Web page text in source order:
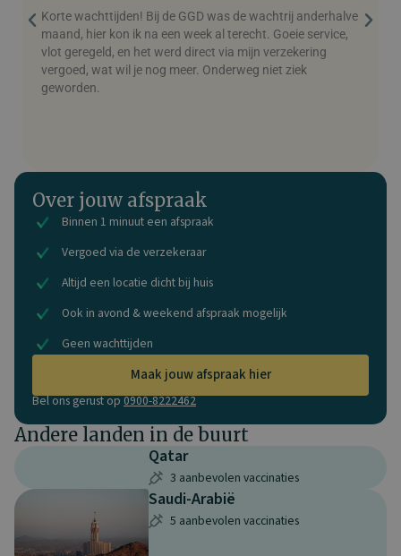
Korte wachttijden! Bij de GGD was de wachtrij anderhalve
maand, hier kon ik na een week al terecht. Goeie service,
vlot geregeld, en het werd direct via mijn verzekering
vergoed, wat wil je nog meer. Onderweg niet ziek
geworden.
Over jouw afspraak
Binnen 1 minuut een afspraak
Vergoed via de verzekeraar
Altijd een locatie dicht bij huis
Ook in avond & weekend afspraak mogelijk
Geen wachttijden
Maak jouw afspraak hier
Bel ons gerust op0900-8222462
Andere landen in de buurt
Qatar
3 aanbevolen vaccinaties
Saudi-Arabië
5 aanbevolen vaccinaties